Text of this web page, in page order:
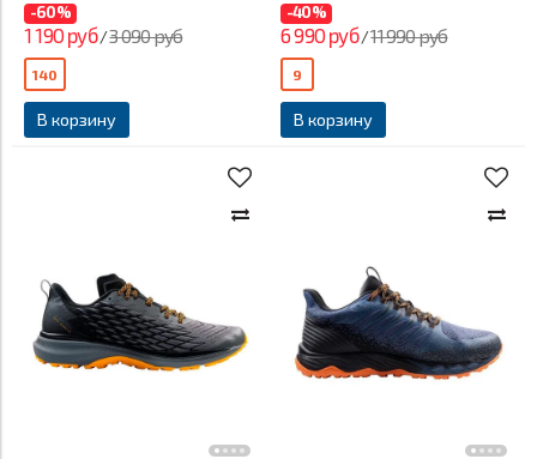
-60%
1 190 руб/3 090 руб
В корзину
140
-40%
6 990 руб/11 990 руб
В корзину
9